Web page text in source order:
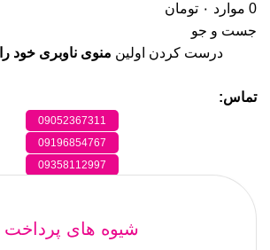
0 موارد ۰ تومان
جست و جو
درست کردن اولین منوی ناوبری خود را
تماس:
09052367311
09196854767
09358112997
شیوه های پرداخت